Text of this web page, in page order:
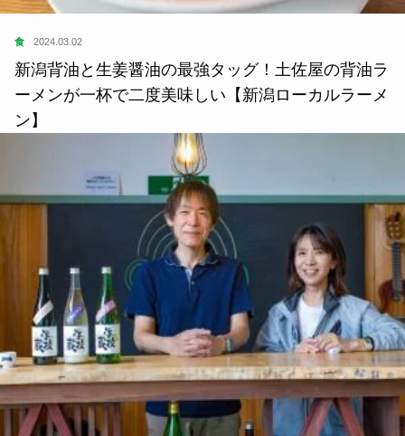
食 2024.03.02
新潟背油と生姜醤油の最強タッグ！土佐屋の背油ラ
ーメンが一杯で二度美味しい【新潟ローカルラーメ
ン】